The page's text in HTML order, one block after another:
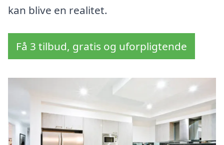
kan blive en realitet.
Få 3 tilbud, gratis og uforpligtende